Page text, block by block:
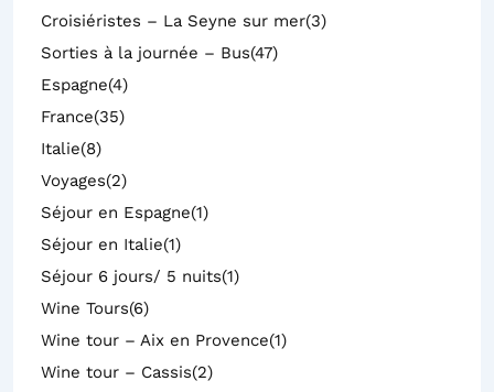
Croisiéristes – La Seyne sur mer(3)
Sorties à la journée – Bus(47)
Espagne(4)
France(35)
Italie(8)
Voyages(2)
Séjour en Espagne(1)
Séjour en Italie(1)
Séjour 6 jours/ 5 nuits(1)
Wine Tours(6)
Wine tour – Aix en Provence(1)
Wine tour – Cassis(2)